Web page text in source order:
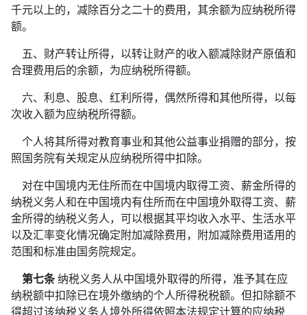
千元以上的，减除百分之二十的费用，其余额为应纳税所得
额。
五、财产转让所得，以转让财产的收入额减除财产原值和
合理费用后的余额，为应纳税所得额。
六、利息、股息、红利所得，偶然所得和其他所得，以每
次收入额为应纳税所得额。
个人将其所得对教育事业和其他公益事业捐赠的部分，按
照国务院有关规定从应纳税所得中扣除。
对在中国境内无住所而在中国境内取得工资、薪金所得的
纳税义务人和在中国境内有住所而在中国境外取得工资、薪
金所得的纳税义务人，可以根据其平均收入水平、生活水平
以及汇率变化情况确定附加减除费用，附加减除费用适用的
范围和标准由国务院规定。
第七条纳税义务人从中国境外取得的所得，准予其在应
纳税额中扣除已在境外缴纳的个人所得税税额。但扣除额不
得超过该纳税义务人境外所得依照本法规定计算的应纳税